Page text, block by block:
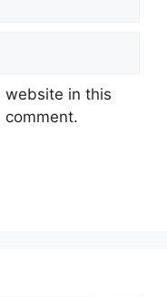
website in this